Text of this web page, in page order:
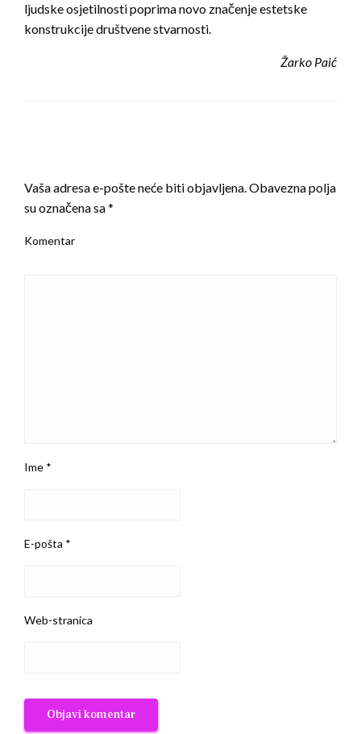
ljudske osjetilnosti poprima novo značenje estetske
konstrukcije društvene stvarnosti.
Žarko Paić
Vaša adresa e-pošte neće biti objavljena.Obavezna polja
su označena sa*
Komentar
Ime *
E-pošta *
Web-stranica